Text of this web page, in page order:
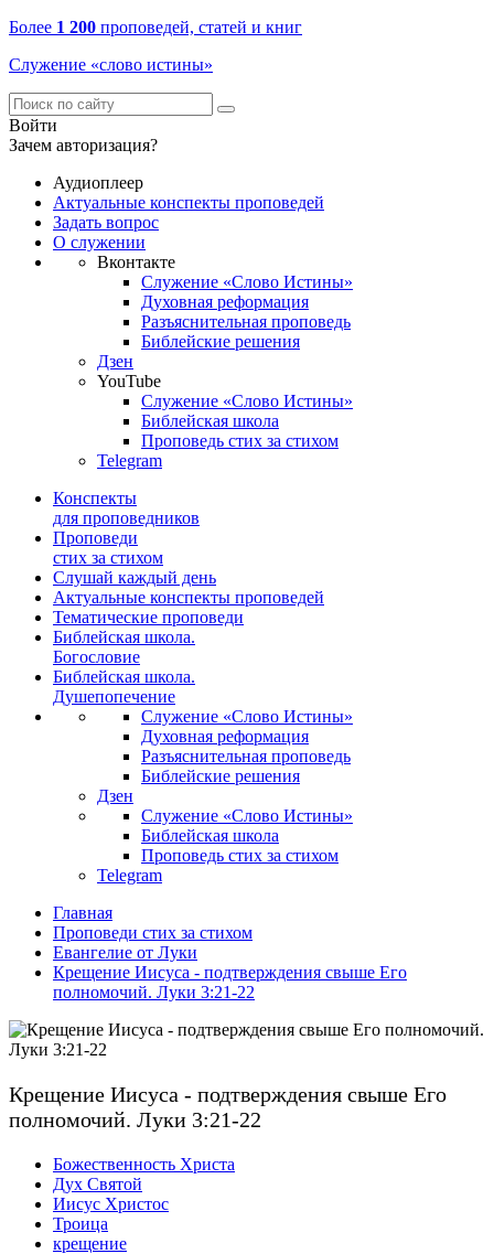
Более 1 200 проповедей, статей и книг
Служение «слово истины»
Войти
Зачем авторизация?
Аудиоплеер
Актуальные конспекты проповедей
Задать вопрос
О служении
Вконтакте
Служение «Слово Истины»
Духовная реформация
Разъяснительная проповедь
Библейские решения
Дзен
YouTube
Служение «Слово Истины»
Библейская школа
Проповедь стих за стихом
Telegram
Конспекты
для проповедников
Проповеди
стих за стихом
Слушай каждый день
Актуальные конспекты проповедей
Тематические проповеди
Библейская школа.
Богословие
Библейская школа.
Душепопечение
Служение «Слово Истины»
Духовная реформация
Разъяснительная проповедь
Библейские решения
Дзен
Служение «Слово Истины»
Библейская школа
Проповедь стих за стихом
Telegram
Главная
Проповеди стих за стихом
Евангелие от Луки
Крещение Иисуса - подтверждения свыше Его
полномочий. Луки 3:21-22
Крещение Иисуса - подтверждения свыше Его
полномочий. Луки 3:21-22
Божественность Христа
Дух Святой
Иисус Христос
Троица
крещение